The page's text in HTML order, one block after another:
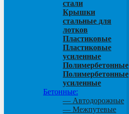
стали
Крышки
стальные для
лотков
Пластиковые
Пластиковые
усиленные
Полимербетонные
Полимербетонные
усиленные
Бетонные:
— Автодорожные
— Межпутевые